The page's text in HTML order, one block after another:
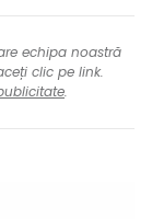
echipa noastră
clic pe link.
.